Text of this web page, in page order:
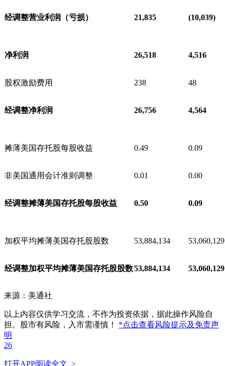
经调整营业利润（亏损） 21,835 (10,039)
净利润 26,518 4,516
股权激励费用 238 48
经调整净利润 26,756 4,564
摊薄美国存托股每股收益 0.49 0.09
非美国通用会计准则调整 0.01 0.00
经调整摊薄美国存托股每股收益 0.50 0.09
加权平均摊薄美国存托股股数 53,884,134 53,060,129
经调整加权平均摊薄美国存托股股数53,884,134 53,060,129
来源：美通社
以上内容仅供学习交流，不作为投资依据，据此操作风险自
担。股市有风险，入市需谨慎！ *点击查看风险提示及免责声
明
26
打开APP阅读全文 >